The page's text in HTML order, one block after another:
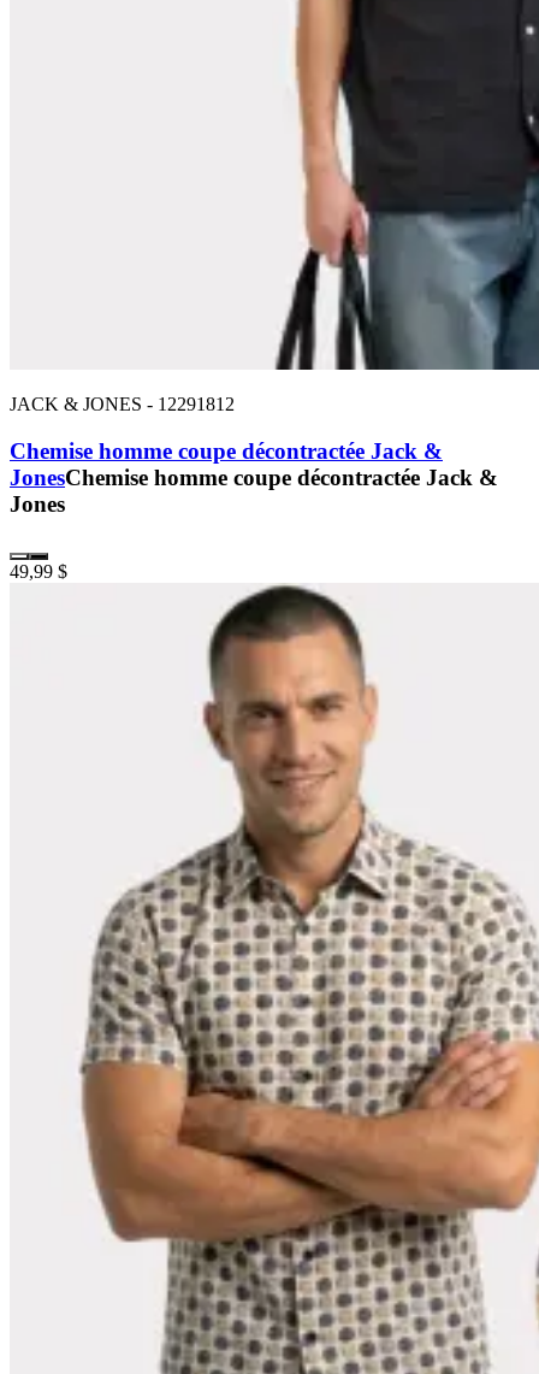
JACK & JONES - 12291812
Chemise homme coupe décontractée Jack &
JonesChemise homme coupe décontractée Jack &
Jones
49,99 $